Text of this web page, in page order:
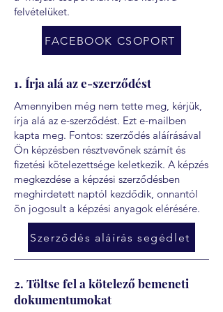
felvételüket.
FACEBOOK CSOPORT
1. Írja alá az e-szerződést
Amennyiben még nem tette meg, kérjük,
írja alá az e-szerződést. Ezt e-mailben
kapta meg. Fontos: szerződés aláírásával
Ön képzésben résztvevőnek számít és
fizetési kötelezettsége keletkezik. A képzés
megkezdése a képzési szerződésben
meghirdetett naptól kezdődik, onnantól
ön jogosult a képzési anyagok elérésére.
Szerződés aláírás segédlet
2. Töltse fel a kötelező bemeneti
dokumentumokat